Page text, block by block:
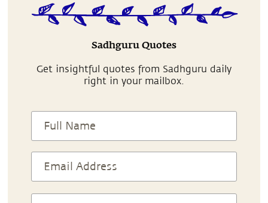
Sadhguru Quotes
Get insightful quotes from Sadhguru daily
right in your mailbox.